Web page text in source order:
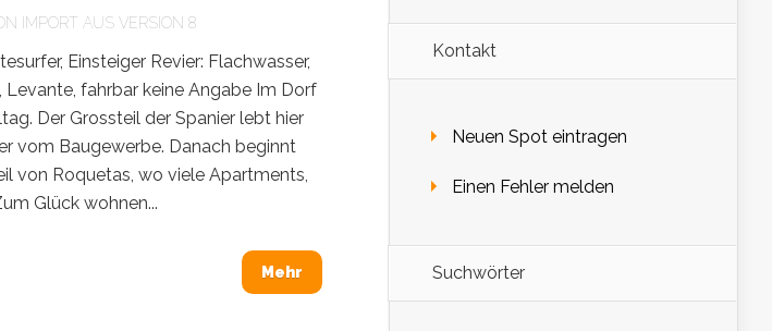
IMPORT AUS VERSION 8
Einsteiger Revier: Flachwasser,
fahrbar keine Angabe Im Dorf
Der Grossteil der Spanier lebt hier
vom Baugewerbe. Danach beginnt
von Roquetas, wo viele Apartments,
Glück wohnen...
Mehr
Kontakt
Neuen Spot eintragen
Einen Fehler melden
Suchwörter